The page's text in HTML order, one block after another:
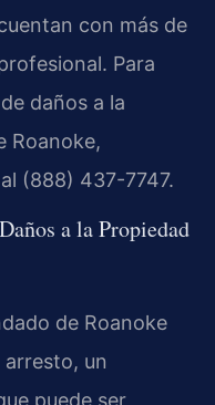
con más de
Para
daños a la
Roanoke,
(888) 437-7747.
a la Propiedad
de Roanoke
arresto, un
puede ser